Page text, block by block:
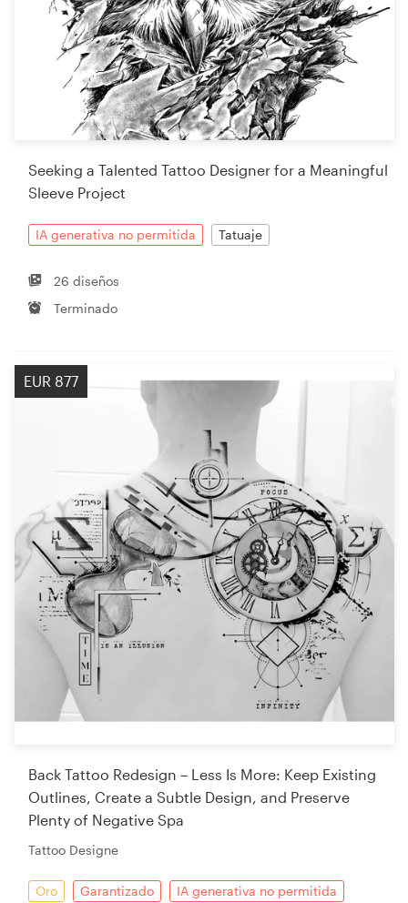
Seeking a Talented Tattoo Designer for a Meaningful
Sleeve Project
IA generativa no permitida Tatuaje
26 diseños
Terminado
EUR 877
Back Tattoo Redesign – Less Is More: Keep Existing
Outlines, Create a Subtle Design, and Preserve
Plenty of Negative Spa
Tattoo Designe
Oro Garantizado IA generativa no permitida